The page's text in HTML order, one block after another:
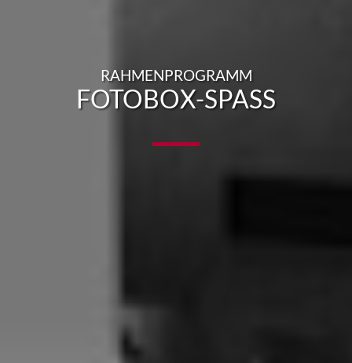
RAHMENPROGRAMM
FOTOBOX-SPASS